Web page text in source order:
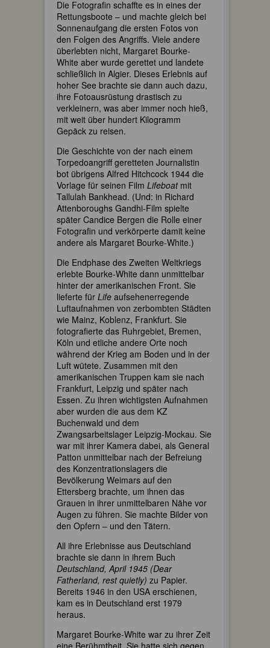
Die Fotografin schaffte es in eines der
Rettungsboote – und machte gleich bei
Sonnenaufgang die ersten Fotos von
den Folgen des Angriffs. Viele andere
überlebten nicht, Margaret Bourke-
White aber wurde gerettet und landete
schließlich in Algier. Dieses Erlebnis auf
hoher See brachte sie dann auch dazu,
ihre Fotoausrüstung drastisch zu
verkleinern, was aber immer noch hieß,
mit weit über hundert Kilogramm
Gepäck zu reisen.
Die Geschichte von der nach einem
Torpedoangriff geretteten Journalistin
bot übrigens Alfred Hitchcock 1944 die
Vorlage für seinen Film Lifeboatmit
Tallulah Bankhead. (Und: in Richard
Attenboroughs Gandhi-Film spielte
später Candice Bergen die Rolle einer
Fotografin und verkörperte damit keine
andere als Margaret Bourke-White.)
Die Endphase des Zweiten Weltkriegs
erlebte Bourke-White dann unmittelbar
hinter der amerikanischen Front. Sie
lieferte für Life aufsehenerregende
Luftaufnahmen von zerbombten Städten
wie Mainz, Koblenz, Frankfurt. Sie
fotografierte das Ruhrgebiet, Bremen,
Köln und etliche andere Orte noch
während der Krieg am Boden und in der
Luft wütete. Zusammen mit den
amerikanischen Truppen kam sie nach
Frankfurt, Leipzig und später nach
Essen. Zu ihren wichtigsten Aufnahmen
aber wurden die aus dem KZ
Buchenwald und dem
Zwangsarbeitslager Leipzig-Mockau. Sie
war mit ihrer Kamera dabei, als General
Patton unmittelbar nach der Befreiung
des Konzentrationslagers die
Bevölkerung Weimars auf den
Ettersberg brachte, um ihnen das
Grauen in ihrer unmittelbaren Nähe vor
Augen zu führen. Sie machte Bilder von
den Opfern – und den Tätern.
All ihre Erlebnisse aus Deutschland
brachte sie dann in ihrem Buch
Deutschland, April 1945 (Dear
Fatherland, rest quietly) zu Papier.
Bereits 1946 in den USA erschienen,
kam es in Deutschland erst 1979
heraus.
Margaret Bourke-White war zu ihrer Zeit
eine Berühmtheit. Sie hatte sich gegen